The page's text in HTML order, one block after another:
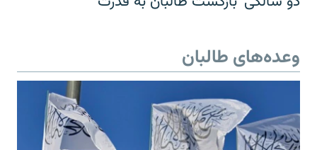
وعده‌های طالبان